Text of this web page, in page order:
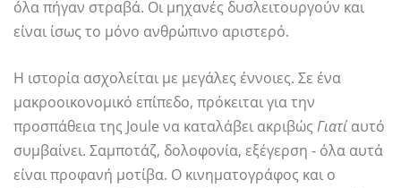
όλα πήγαν στραβά. Οι μηχανές δυσλειτουργούν και
είναι ίσως το μόνο ανθρώπινο αριστερό.
Η ιστορία ασχολείται με μεγάλες έννοιες. Σε ένα
μακροοικονομικό επίπεδο, πρόκειται για την
προσπάθεια της Joule να καταλάβει ακριβώς Γιατίαυτό
συμβαίνει. Σαμποτάζ, δολοφονία, εξέγερση - όλα αυτά
είναι προφανή μοτίβα. Ο κινηματογράφος και ο